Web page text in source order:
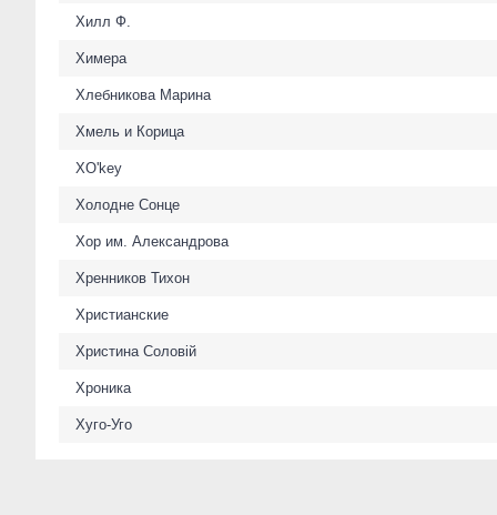
Хилл Ф.
Химера
Хлебникова Марина
Хмель и Корица
ХО'key
Холодне Сонце
Хор им. Александрова
Хренников Тихон
Христианские
Христина Соловій
Хроника
Хуго-Уго